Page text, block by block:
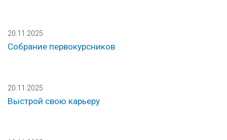
20.11.2025
Собрание первокурсников
20.11.2025
Выстрой свою карьеру